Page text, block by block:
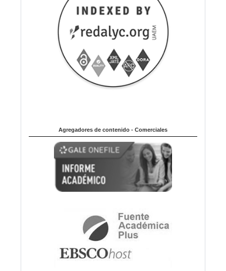
Agregadores de contenido - Comerciales